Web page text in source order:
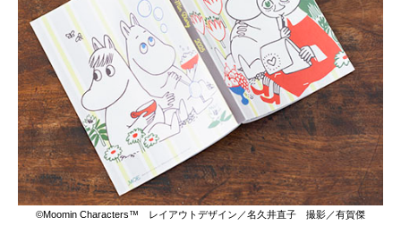
©Moomin Characters™ レイアウトデザイン／名久井直子 撮影／有賀傑